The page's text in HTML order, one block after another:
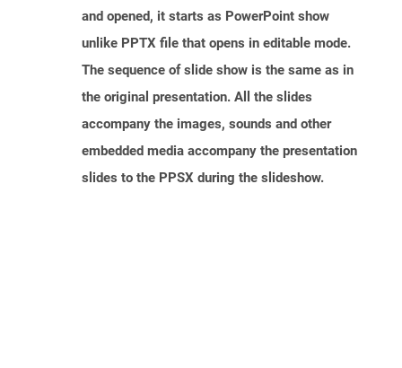
and opened, it starts as PowerPoint show
unlike PPTX file that opens in editable mode.
The sequence of slide show is the same as in
the original presentation. All the slides
accompany the images, sounds and other
embedded media accompany the presentation
slides to the PPSX during the slideshow.